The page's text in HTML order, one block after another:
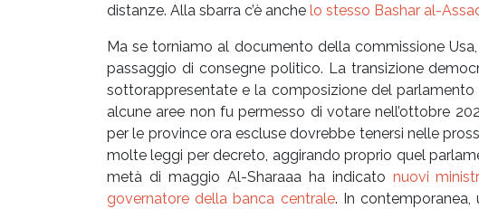
distanze. Alla sbarra c’è anche lo stesso Bashar al-
Ma se torniamo al documento della commissione
passaggio di consegne politico. La transizione
sottorappresentate e la composizione del
alcune aree non fu permesso di votare nell’ottobre
per le province ora escluse dovrebbe tenersi nelle
molte leggi per decreto, aggirando proprio quel
metà di maggio Al-Sharaaa ha indicato nuovi
governatore della banca centrale. In contemporanea,